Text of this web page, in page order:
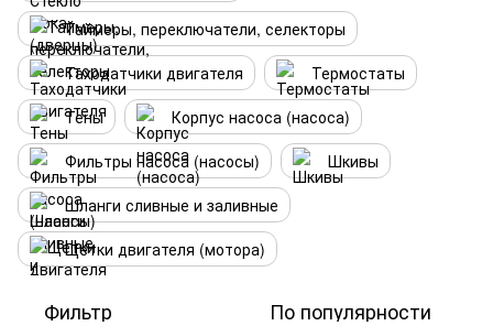
Таймеры, переключатели, селекторы
Таходатчики двигателя
Термостаты
Тены
Корпус насоса (насоса)
Фильтры насоса (насосы)
Шкивы
Шланги сливные и заливные
Щетки двигателя (мотора)
Фильтр По популярности